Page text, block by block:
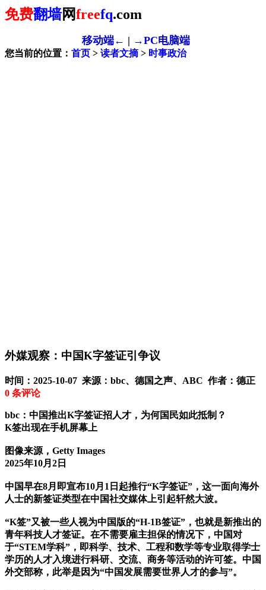
免费翻墙网freefq.com
移动端← | →PC电脑端
您当前的位置： 首页 > 读者文摘> 时事政治
外媒观察：中国K字签证引争议
时间：2025-10-07 来源：bbc、德国之声、ABC 作者：德正
0 条评论
bbc：中国推出K字签证招人才，为何国民如此抵制？
K签出现在手机屏幕上
图像来源，Getty Images
2025年10月2日
中国早在8月即宣布10月1日起推行“K字签证”，这一面向海外
人士的新签证类型在中国社交媒体上引起轩然大波。
“K签”又被一些人视为中国版的“H-1B签证”，也就是新推出的
青年科技人才签证。在不需要雇主担保的情况下，中国对
于“STEM学科”，即科学、技术、工程和数学等专业取得学士
学历的人才入境进行科研、交流、商务等活动的许可签。中国
外交部称，此举是因为“中国发展需要世界人才的参与”。